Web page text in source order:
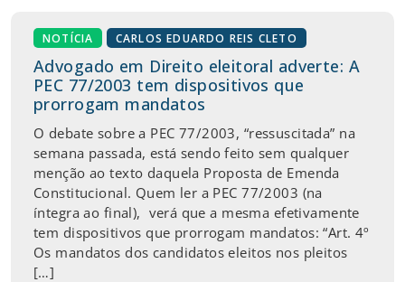
NOTÍCIA CARLOS EDUARDO REIS CLETO
Advogado em Direito eleitoral adverte: A
PEC 77/2003 tem dispositivos que
prorrogam mandatos
O debate sobre a PEC 77/2003, “ressuscitada” na
semana passada, está sendo feito sem qualquer
menção ao texto daquela Proposta de Emenda
Constitucional. Quem ler a PEC 77/2003 (na
íntegra ao final), verá que a mesma efetivamente
tem dispositivos que prorrogam mandatos: “Art. 4º
Os mandatos dos candidatos eleitos nos pleitos
[…]